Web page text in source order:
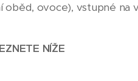
oběd, ovoce), vstupné
NÍŽE